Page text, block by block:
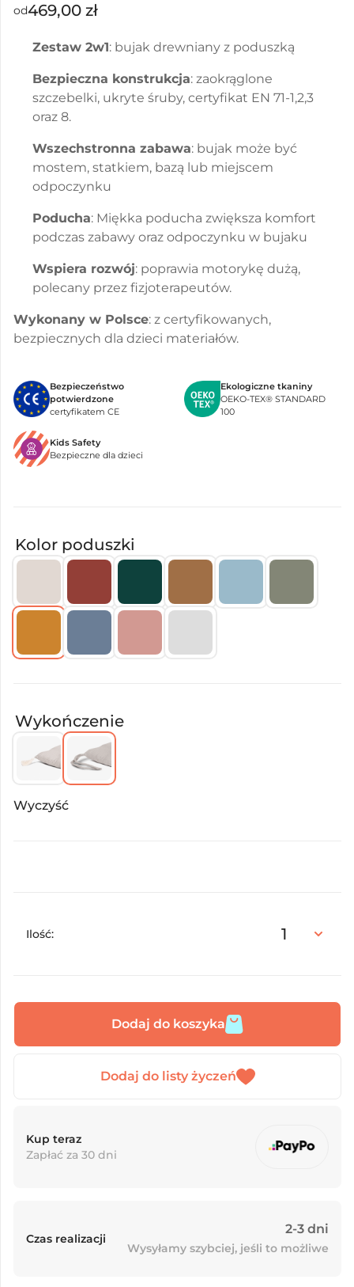
od469,00 zł
Zestaw 2w1: bujak drewniany z poduszką
Bezpieczna konstrukcja: zaokrąglone
szczebelki, ukryte śruby, certyfikat EN 71-1,2,3
oraz 8.
Wszechstronna zabawa: bujak może być
mostem, statkiem, bazą lub miejscem
odpoczynku
Poducha: Miękka poducha zwiększa komfort
podczas zabawy oraz odpoczynku w bujaku
Wspiera rozwój: poprawia motorykę dużą,
polecany przez fizjoterapeutów.
Wykonany w Polsce: z certyfikowanych,
bezpiecznych dla dzieci materiałów.
Bezpieczeństwo
potwierdzone
certyfikatem CE
Ekologiczne tkaniny
OEKO-TEX® STANDARD
100
Kids Safety
Bezpieczne dla dzieci
Kolor poduszki
Wykończenie
Wyczyść
Ilość:
Dodaj do koszyka
Kup teraz
Zapłać za 30 dni
Czas realizacji
2-3 dni
Wysyłamy szybciej, jeśli to możliwe